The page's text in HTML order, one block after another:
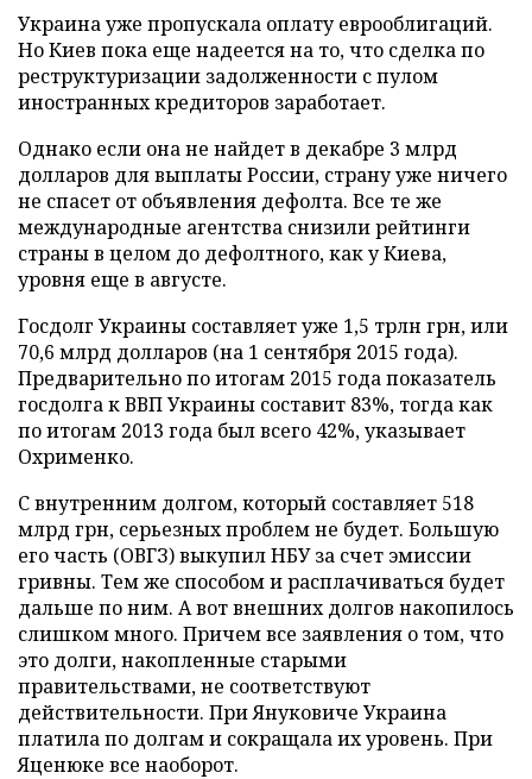
Украина уже пропускала оплату еврооблигаций.
Но Киев пока еще надеется на то, что сделка по
реструктуризации задолженности с пулом
иностранных кредиторов заработает.
Однако если она не найдет в декабре 3 млрд
долларов для выплаты России, страну уже ничего
не спасет от объявления дефолта. Все те же
международные агентства снизили рейтинги
страны в целом до дефолтного, как у Киева,
уровня еще в августе.
Госдолг Украины составляет уже 1,5 трлн грн, или
70,6 млрд долларов (на 1 сентября 2015 года).
Предварительно по итогам 2015 года показатель
госдолга к ВВП Украины составит 83%, тогда как
по итогам 2013 года был всего 42%, указывает
Охрименко.
С внутренним долгом, который составляет 518
млрд грн, серьезных проблем не будет. Большую
его часть (ОВГЗ) выкупил НБУ за счет эмиссии
гривны. Тем же способом и расплачиваться будет
дальше по ним. А вот внешних долгов накопилось
слишком много. Причем все заявления о том, что
это долги, накопленные старыми
правительствами, не соответствуют
действительности. При Януковиче Украина
платила по долгам и сокращала их уровень. При
Яценюке все наоборот.